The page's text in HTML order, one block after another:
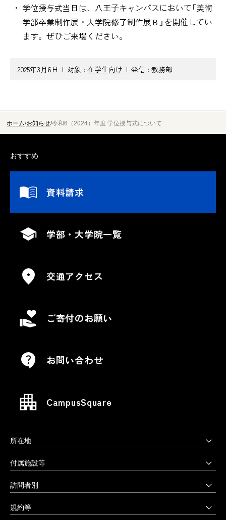
学位授与式当日は、八王子キャンパスにおいて「美術
学部卒業制作展・大学院修了制作展Ｂ」を開催してい
ます。ぜひご来場ください。
2025年3月6日 対象 : 在学生向け 発信 : 教務部
ホーム お知らせ令和6（2024）年度 学位授与式について
おすすめ
資料請求
学部・大学院一覧
交通アクセス
ご寄付のお願い
お問い合わせ
CampusSquare
所在地
上野毛キャンパス
〒158-8558 東京都世田谷区上野毛3-15-34
03-3702-1141（代）
付属施設等
多摩美術大学図書館
多摩美術大学美術館
アートテーク
訪問者別
受験生の方へ
受験上の配慮をご希望の方へ
規約等